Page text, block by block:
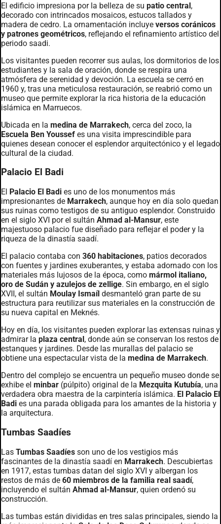
El edificio impresiona por la belleza de su patio central,
decorado con intrincados mosaicos, estucos tallados y
madera de cedro. La ornamentación incluye versos coránicos
y patrones geométricos, reflejando el refinamiento artístico del
periodo saadi.
Los visitantes pueden recorrer sus aulas, los dormitorios de los
estudiantes y la sala de oración, donde se respira una
atmósfera de serenidad y devoción. La escuela se cerró en
1960 y, tras una meticulosa restauración, se reabrió como un
museo que permite explorar la rica historia de la educación
islámica en Marruecos.
Ubicada en la medina de Marrakech, cerca del zoco, la
Escuela Ben Youssef es una visita imprescindible para
quienes desean conocer el esplendor arquitectónico y el legado
cultural de la ciudad.
Palacio El Badi
El Palacio El Badi es uno de los monumentos más
impresionantes de Marrakech, aunque hoy en día solo quedan
sus ruinas como testigos de su antiguo esplendor. Construido
en el siglo XVI por el sultán Ahmad al-Mansur, este
majestuoso palacio fue diseñado para reflejar el poder y la
riqueza de la dinastía saadí.
El palacio contaba con 360 habitaciones, patios decorados
con fuentes y jardines exuberantes, y estaba adornado con los
materiales más lujosos de la época, como mármol italiano,
oro de Sudán y azulejos de zellige. Sin embargo, en el siglo
XVII, el sultán Moulay Ismaíl desmanteló gran parte de su
estructura para reutilizar sus materiales en la construcción de
su nueva capital en Meknés.
Hoy en día, los visitantes pueden explorar las extensas ruinas y
admirar la plaza central, donde aún se conservan los restos de
estanques y jardines. Desde las murallas del palacio se
obtiene una espectacular vista de la medina de Marrakech.
Dentro del complejo se encuentra un pequeño museo donde se
exhibe el minbar (púlpito) original de la Mezquita Kutubía, una
verdadera obra maestra de la carpintería islámica. El Palacio El
Badi es una parada obligada para los amantes de la historia y
la arquitectura.
Tumbas Saadíes
Las Tumbas Saadíes son uno de los vestigios más
fascinantes de la dinastía saadí en Marrakech. Descubiertas
en 1917, estas tumbas datan del siglo XVI y albergan los
restos de más de 60 miembros de la familia real saadí,
incluyendo el sultán Ahmad al-Mansur, quien ordenó su
construcción.
Las tumbas están divididas en tres salas principales, siendo la